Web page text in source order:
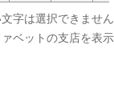
字は選択できません
ベットの支店を表示